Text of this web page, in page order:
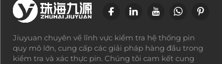
Jiuyuan chuyên về lĩnh vực kiểm tra hệ thống pin
quy mô lớn, cung cấp các giải pháp hàng đầu trong
kiểm tra và xác thực pin. Chúng tôi cam kết cung